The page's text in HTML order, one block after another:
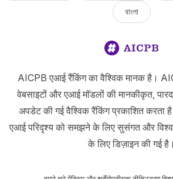
বাংলা
AICPB एआई रैंकिंग का वैश्विक मानक है।
वेबसाइटों और एआई मॉडलों की मानकीकृत,
अपडेट की गई वैश्विक रैंकिंग प्रकाशित करता
एआई परिदृश्य को समझने के लिए सुसंगत और
के लिए डिज़ाइन की गई है।